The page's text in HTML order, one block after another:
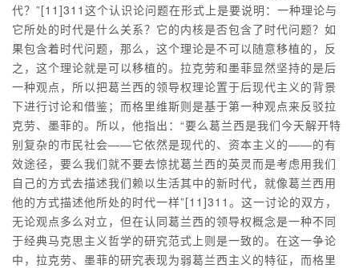
代？”[11]311这个认识论问题在形式上是要说明：一种理论与
它所处的时代是什么关系？它的内核是否包含了时代问题？如
果包含着时代问题，那么，这个理论是不可以随意移植的，反
之，这个理论就是可以移植的。拉克劳和墨菲显然坚持的是后
一种观点，所以把葛兰西的领导权理论置于后现代主义的背景
下进行讨论和借鉴；而格里维斯则是基于第一种观点来反驳拉
克劳、墨菲的。所以，他指出：“要么葛兰西是我们今天解开特
别复杂的市民社会——它依然是现代的、资本主义的——的有
效途径，要么我们就不要去惊扰葛兰西的英灵而是考虑用我们
自己的方式去描述我们赖以生活其中的新时代，就像葛兰西用
他的方式描述他所处的时代一样”[11]311。这一讨论的双方，
无论观点多么对立，但在认同葛兰西的领导权概念是一种不同
于经典马克思主义哲学的研究范式上则是一致的。在这一争论
中，拉克劳、墨菲的研究表现为弱葛兰西主义的特征，而格里